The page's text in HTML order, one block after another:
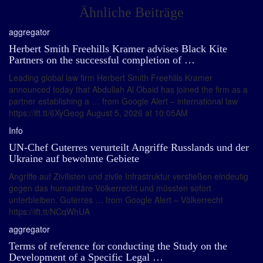
Ähnliche Beiträge
aggregator
Herbert Smith Freehills Kramer advises Black Kite
Partners on the successful completion of …
Leading global law firm Herbert Smith Freehills Kramer
announced today that Abdullah Al Obaid has joined the firm as a
partner establishing a … from Google Alert – international law
https://ift.tt/6XyGeog August 5, 2026 at 10:05AM
Info
UN-Chef Guterres verurteilt Angriffe Russlands und der
Ukraine auf bewohnte Gebiete
Angriffe auf Zivilisten und zivile Infrastruktur verstießen eindeutig
gegen das humanitäre Völkerrecht und müssten sofort
unterbleiben. Guterres … from Google Alert – Völkerrecht
https://ift.tt/NCqWhUA
aggregator
Terms of reference for conducting the Study on the
Development of a Specific Legal …